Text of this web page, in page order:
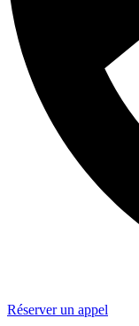
Réserver un appel